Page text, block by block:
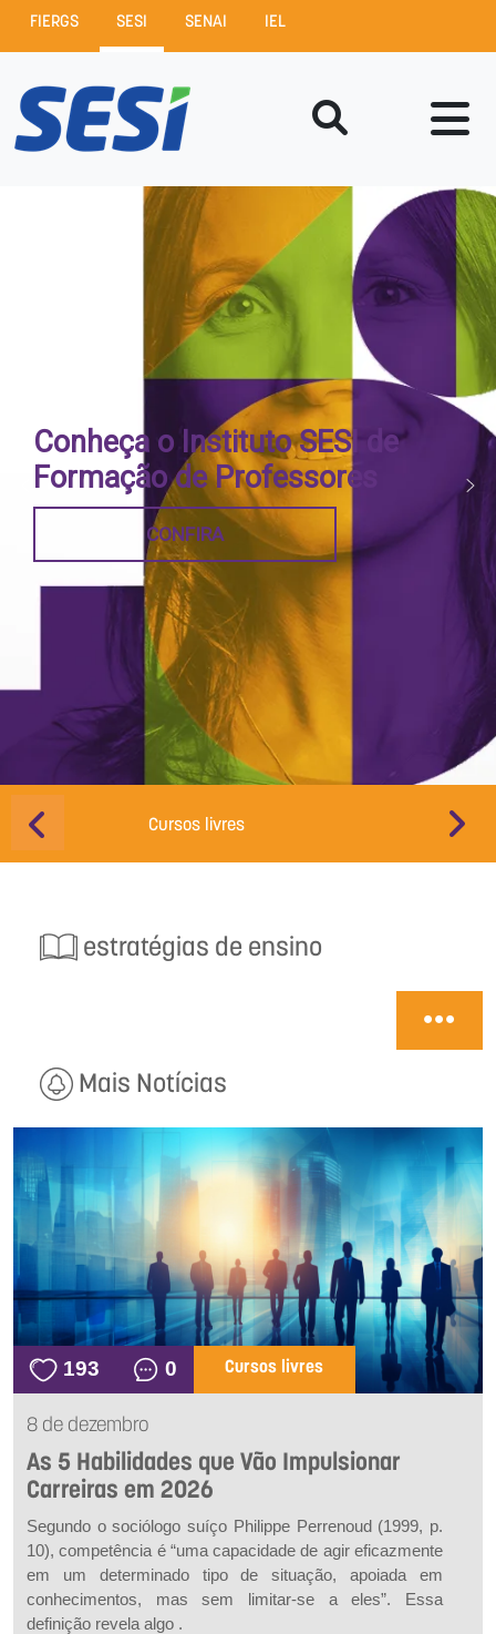
FIERGS SESI SENAI IEL
Conheça o Instituto SESI de
Formação de Professores
CONFIRA
Cursos livres Educação
estratégias de ensino
Mais Notícias
193 0 Cursos livres
8 de dezembro
As 5 Habilidades que Vão Impulsionar
Carreiras em 2026
Segundo o sociólogo suíço Philippe Perrenoud (1999, p.
10), competência é “uma capacidade de agir eficazmente
em um determinado tipo de situação, apoiada em
conhecimentos, mas sem limitar-se a eles”. Essa
definição revela algo .